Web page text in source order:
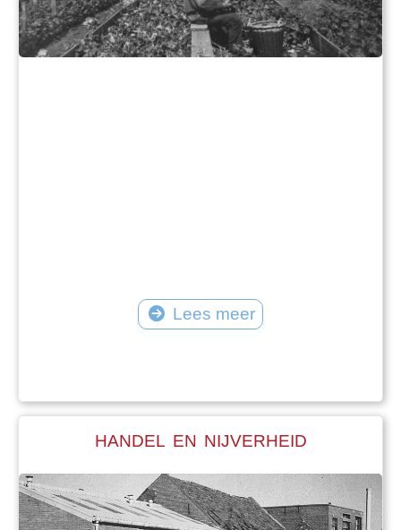
Lees meer
HANDEL EN NIJVERHEID